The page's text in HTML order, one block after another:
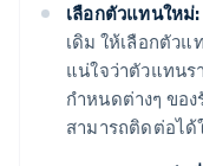
เลือกตัวแทนใหม่:
เดิม ให้เลือกตัว
แน่ใจว่าตัวแทน
กำหนดต่างๆ ของ
สามารถติดต่อได้